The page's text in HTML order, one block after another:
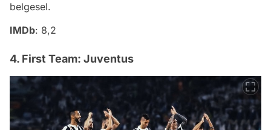
belgesel.
IMDb: 8,2
4. First Team: Juventus